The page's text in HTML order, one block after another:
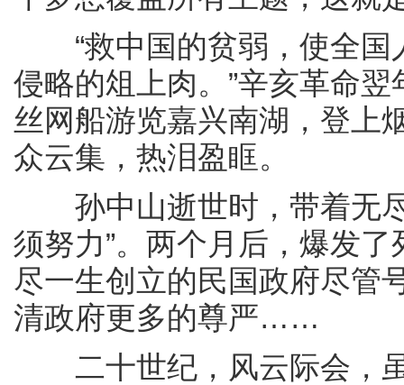
“救中国的贫弱，使全国
侵略的俎上肉。”辛亥革命
丝网船游览嘉兴南湖，登上
众云集，热泪盈眶。
孙中山逝世时，带着无
须努力”。两个月后，爆发
尽一生创立的民国政府尽管
清政府更多的尊严……
二十世纪，风云际会，虽